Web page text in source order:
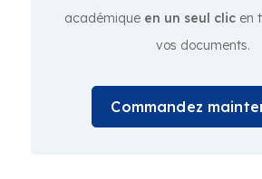
académiqueen un seul clicen
vos documents.
Commandez